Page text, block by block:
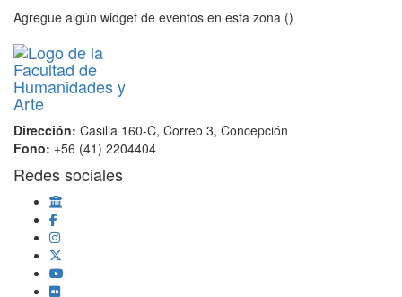
Agregue algún widget de eventos en esta zona ()
Dirección: Casilla 160-C, Correo 3, Concepción
Fono: +56 (41) 2204404
Redes sociales